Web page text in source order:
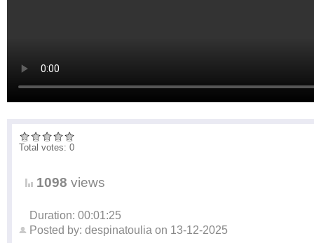
Total votes: 0
1098 views
Duration: 00:01:25
Posted by: despinatoulia on 13-12-2025